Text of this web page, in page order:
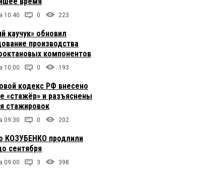
10:40 0 223
каучук» обновил
производства
компонентов
10:00 0 193
кодекс РФ внесено
«стажёр» и разъяснены
стажировок
09:30 0 202
КОЗУБЕНКО продлили
сентября
09:00 3 398